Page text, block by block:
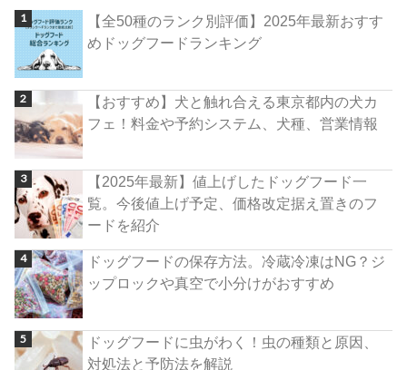
【全50種のランク別評価】2025年最新おすす
めドッグフードランキング
【おすすめ】犬と触れ合える東京都内の犬カ
フェ！料金や予約システム、犬種、営業情報
【2025年最新】値上げしたドッグフード一
覧。今後値上げ予定、価格改定据え置きのフ
ードを紹介
ドッグフードの保存方法。冷蔵冷凍はNG？ジ
ップロックや真空で小分けがおすすめ
ドッグフードに虫がわく！虫の種類と原因、
対処法と予防法を解説